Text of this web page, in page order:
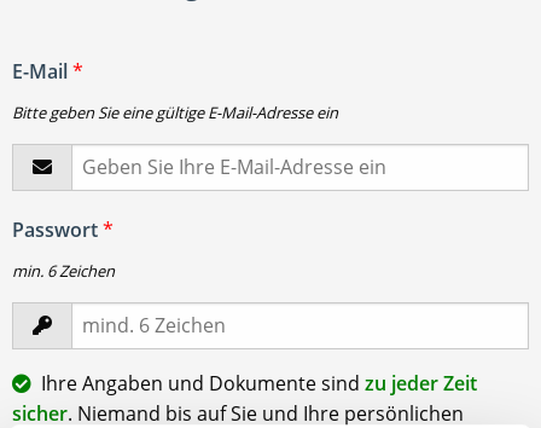
E-Mail*
Bitte geben Sie eine gültige E-Mail-Adresse ein
Passwort*
min. 6 Zeichen
Ihre Angaben und Dokumente sind zu jeder Zeit
sicher. Niemand bis auf Sie und Ihre persönlichen